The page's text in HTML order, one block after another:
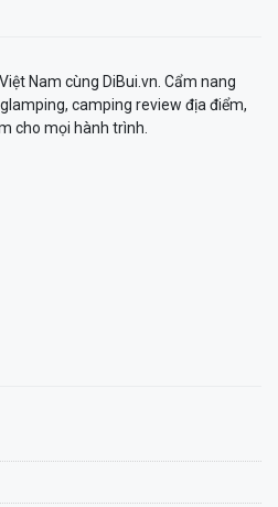
Nam cùng DiBui.vn. Cẩm nang
camping review địa điểm,
cho mọi hành trình.